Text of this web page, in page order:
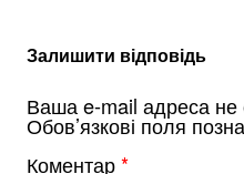
Залишити відповідь
Ваша e-mail адреса
Обов’язкові поля
Коментар*